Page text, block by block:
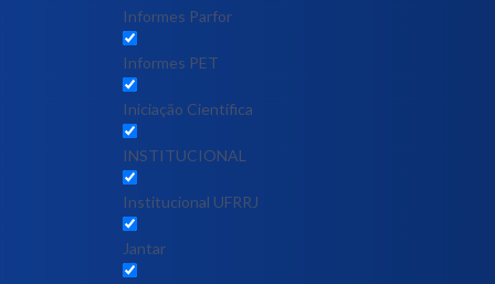
Informes Parfor
Informes PET
Iniciação Científica
INSTITUCIONAL
Institucional UFRRJ
Jantar